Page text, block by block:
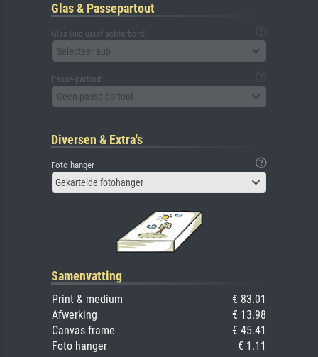
Glas & Passepartout
Glas (inclusief achterbord)
Selecteer aub
Passe-partout
Geen passe-partout
Diversen & Extra's
Foto hanger
Gekartelde fotohanger
Samenvatting
Print & medium
€ 83.01
Afwerking
€ 13.98
Canvas frame
€ 45.41
Foto hanger
€ 1.11